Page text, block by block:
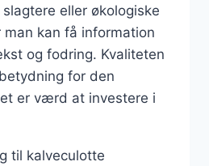
eller økologiske
man kan få information
og fodring. Kvaliteten
for den
er værd at investere i
til kalveculotte